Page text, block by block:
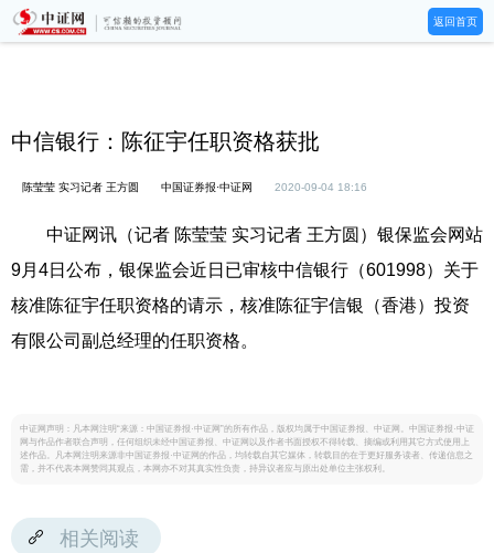
返回首页
中信银行：陈征宇任职资格获批
陈莹莹 实习记者 王方圆 中国证券报·中证网 2020-09-04 18:16
中证网讯（记者 陈莹莹 实习记者 王方圆）银保监会网站
9月4日公布，银保监会近日已审核中信银行（601998）关于
核准陈征宇任职资格的请示，核准陈征宇信银（香港）投资
有限公司副总经理的任职资格。
中证网声明：凡本网注明“来源：中国证券报·中证网”的所有作品，版权均属于中国证券报、中证网。中国证券报·中证
网与作品作者联合声明，任何组织未经中国证券报、中证网以及作者书面授权不得转载、摘编或利用其它方式使用上
述作品。凡本网注明来源非中国证券报·中证网的作品，均转载自其它媒体，转载目的在于更好服务读者、传递信息之
需，并不代表本网赞同其观点，本网亦不对其真实性负责，持异议者应与原出处单位主张权利。
相关阅读